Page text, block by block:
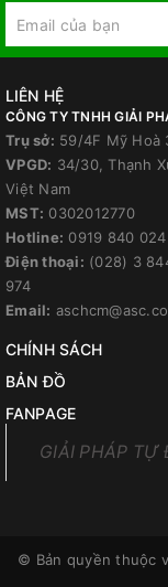
LIÊN HỆ
CÔNG TY TNHH GIẢI
Trụ sở: 59/4F Mỹ Hoà
VPGD: 34/30, Thạnh
Việt Nam
MST: 0302012770
Hotline: 0919 840 024
Điện thoại: (028) 3
974
Email:
CHÍNH SÁCH
BẢN ĐỒ
FANPAGE
GIẢI PHÁP TỰ
© Bản quyền thuộc